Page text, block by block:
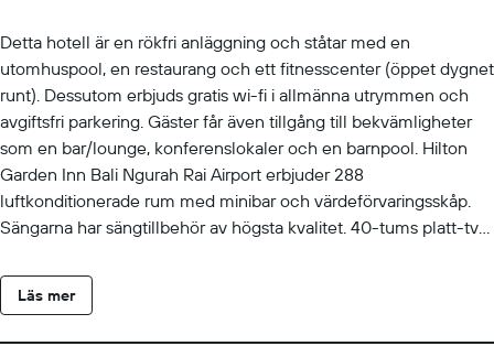
Detta hotell är en rökfri anläggning och ståtar med en
utomhuspool, en restaurang och ett fitnesscenter (öppet dygnet
runt). Dessutom erbjuds gratis wi-fi i allmänna utrymmen och
avgiftsfri parkering. Gäster får även tillgång till bekvämligheter
som en bar/lounge, konferenslokaler och en barnpool. Hilton
Garden Inn Bali Ngurah Rai Airport erbjuder 288
luftkonditionerade rum med minibar och värdeförvaringsskåp.
Sängarna har sängtillbehör av högsta kvalitet. 40-tums platt-tv
finns på rummet. Badrummen har tofflor, bidéer och hårtorkar.
Detta hotell i Tuban erbjuder gratis fast internetuppkoppling och
Läs mer